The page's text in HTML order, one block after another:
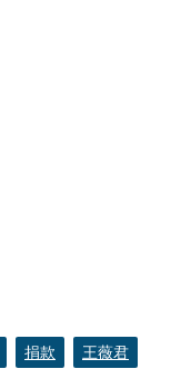
捐款
王薇君